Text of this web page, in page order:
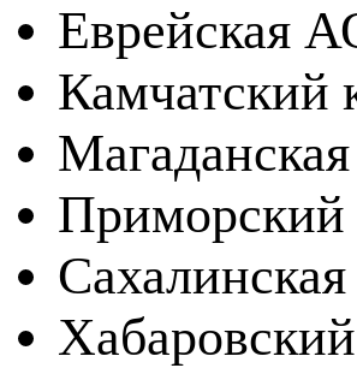
Еврейская
Камчатский
Приморский
Сахалинская